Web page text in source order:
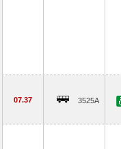
07.37 3525A